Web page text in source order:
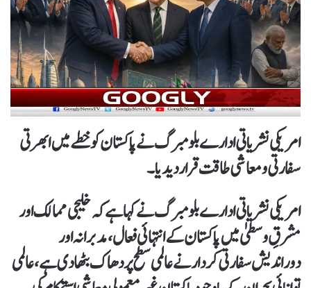
امریکی نشریاتی ادارے بلومبرگ نے پاکستان کو خطے میں ابھرتی
سفارتی و معاشی طاقت قرار دیدیا۔
امریکی نشریاتی ادارے بلومبرگ نے کہا ہے کہ خلیجی ممالک اور
مشرقِ وسطیٰ میں پاکستان کے انتہائی فعال، مدبرانہ اور
دوراندیش سفارتی کردار نے عالمی سطح پر دھاک بٹھا دی ہے، عالمی